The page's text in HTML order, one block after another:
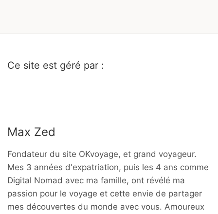
Ce site est géré par :
Max Zed
Fondateur du site OKvoyage, et grand voyageur.
Mes 3 années d'expatriation, puis les 4 ans comme
Digital Nomad avec ma famille, ont révélé ma
passion pour le voyage et cette envie de partager
mes découvertes du monde avec vous. Amoureux